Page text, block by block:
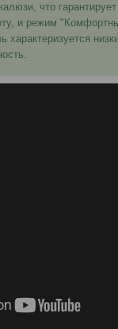
что
и режим
характеризуется